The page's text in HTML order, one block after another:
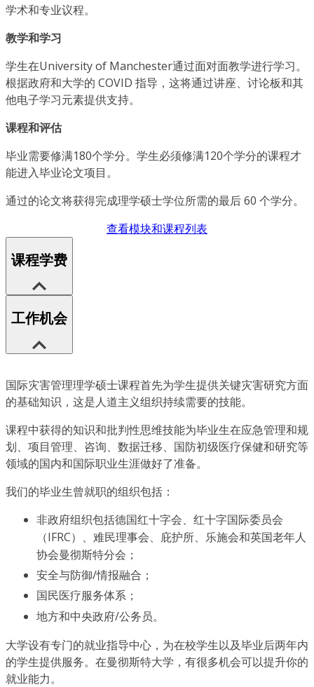
学术和专业议程。
教学和学习
学生在University of Manchester通过面对面教学进行学习。
根据政府和大学的 COVID 指导，这将通过讲座、讨论板和其
他电子学习元素提供支持。
课程和评估
毕业需要修满180个学分。学生必须修满120个学分的课程才
能进入毕业论文项目。
通过的论文将获得完成理学硕士学位所需的最后 60 个学分。
查看模块和课程列表
课程学费
工作机会
国际灾害管理理学硕士课程首先为学生提供关键灾害研究方面
的基础知识，这是人道主义组织持续需要的技能。
课程中获得的知识和批判性思维技能为毕业生在应急管理和规
划、项目管理、咨询、数据迁移、国防初级医疗保健和研究等
领域的国内和国际职业生涯做好了准备。
我们的毕业生曾就职的组织包括：
非政府组织包括德国红十字会、红十字国际委员会
（IFRC）、难民理事会、庇护所、乐施会和英国老年人
协会曼彻斯特分会；
安全与防御/情报融合；
国民医疗服务体系；
地方和中央政府/公务员。
大学设有专门的就业指导中心，为在校学生以及毕业后两年内
的学生提供服务。在曼彻斯特大学，有很多机会可以提升你的
就业能力。